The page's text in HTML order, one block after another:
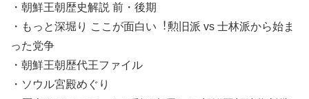
・朝鮮王朝歴史解説 前・後期
・もっと深堀り ここが面⽩い︕勲旧派 vs ⼠林派から始ま
った党争
・朝鮮王朝歴代王ファイル
・ソウル宮殿めぐり